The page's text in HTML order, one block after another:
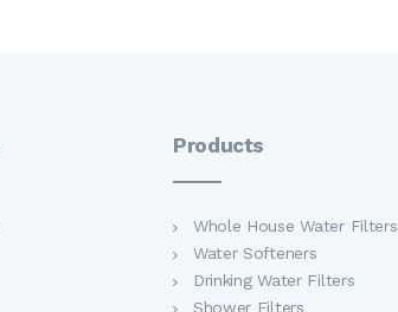
Products
Whole House Water Filters
Water Softeners
Drinking Water Filters
Shower Filters